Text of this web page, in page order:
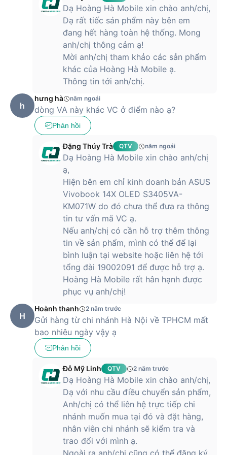
những dòng sản phẩm mới nhất của ASUS, ra mắt vào đầu
năm 2024 với nhiều cải tiến và tính năng độc đáo. Được thiết
kế để đáp ứng nhu cầu ngày càng cao về hiệu suất, thiết bị
này hứa hẹn mang đến một trải nghiệm sử dụng vượt trội.
Sản phẩm còn sở hữu màn hình OLED sắc nét, bộ vi xử lý
mạnh mẽ và thiết kế sang trọng, đáp ứng đầy đủ nhu cầu
của người dùng trong mọi tình huống.
Laptop ASUS Vivobook 14X OLED S3405VA-KM071W -
Chính hãng giá như thế nào?
Là một sản phẩm chính hãng của ASUS, Vivobook 14X OLED
S3405VA-KM071W đang được bán với mức giá tham khảo
khoảng 22,190,000 VND. Đây là sự lựa chọn hoàn hảo cho
những ai đang tìm kiếm một chiếc laptop với hiệu suất và
chất lượng tốt. Với mức giá này, người dùng sẽ được trải
nghiệm một sản phẩm cao cấp với màn hình OLED sắc nét,
bộ vi xử lý mạnh mẽ và thiết kế đẹp mắt. Và đây cũng là một
sự đầu tư đáng giá cho một công cụ làm việc hoặc giải trí
hàng ngày của bạn.
Mua Laptop ASUS Vivobook 14X OLED S3405VA-KM071W -
Chính hãng tại Hoàng Hà Mobile
Hiện nay, bạn đã có thể đăng ký nhận thông tin và đặt hàng
Laptop ASUS Vivobook 14X OLED S3405VA-KM071W -
Chính hãng tại
mang đến sản phẩm chất lượng hàng đầu, kèm theo dịch vụ
uy tín và chuyên nghiệp. Đội ngũ của chúng tôi sẵn lòng
cung cấp cho bạn những thông tin cụ thể và sớm nhất về
sản phẩm này nhé.
Dạ Hoàng Hà Mobile xin chào anh/chị,
Dạ rất tiếc sản phẩm này bên em
đang hết hàng toàn hệ thống. Mong
anh/chị thông cảm ạ!
Mời anh/chị tham khảo các sản phẩm
khác của Hoàng Hà Mobile ạ.
Thông tin tới anh/chị.
h
hưng hà năm ngoái
dòng VA này khác VC ở điểm nào ạ?
Phản hồi
Đặng Thúy Trà QTV năm ngoái
Dạ Hoàng Hà Mobile xin chào anh/chị
ạ,
Hiện bên em chỉ kinh doanh bản ASUS
Vivobook 14X OLED S3405VA-
KM071W do đó chưa thể đưa ra thông
tin tư vấn mã VC ạ.
Nếu anh/chị có cần hỗ trợ thêm thông
tin về sản phẩm, mình có thể để lại
bình luận tại website hoặc liên hệ tới
tổng đài 19002091 để được hỗ trợ ạ.
Hoàng Hà Mobile rất hân hạnh được
phục vụ anh/chị!
H
Hoành thanh 2 năm trước
Gửi hàng từ chi nhánh Hà Nội về TPHCM mất
bao nhiêu ngày vậy ạ
Phản hồi
Đỗ Mỹ Linh QTV 2 năm trước
Dạ Hoàng Hà Mobile xin chào anh/chị,
Dạ với nhu cầu điều chuyển sản phẩm,
Anh/chị có thể liên hệ trực tiếp chi
nhánh muốn mua tại đó và đặt hàng,
nhân viên chi nhánh sẽ kiểm tra và
trao đổi với mình ạ.